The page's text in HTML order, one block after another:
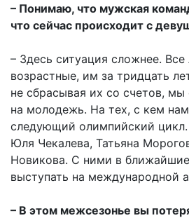
– Понимаю, что мужская
что сейчас происходит с
– Здесь ситуация сложнее.
возрастные, им за тридцать
не сбрасывая их со счетов,
на молодежь. На тех, с кем нам
следующий олимпийский
Юля Чекалева, Татьяна
Новикова. С ними в
выступать на международной
– В этом межсезонье вы